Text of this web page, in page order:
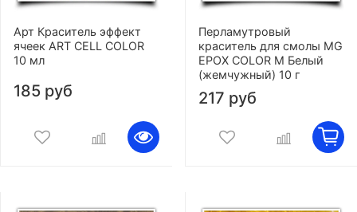
Арт Краситель эффект
ячеек ART CELL COLOR
10 мл
185 руб
Перламутровый
краситель для смолы MG
EPOX COLOR M Белый
(жемчужный) 10 г
217 руб